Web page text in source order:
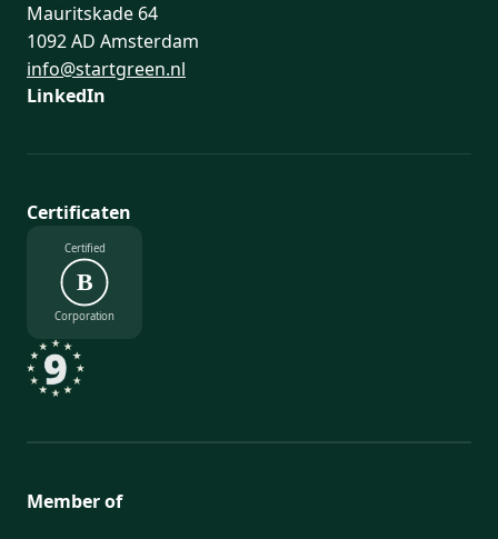
Mauritskade 64
1092 AD Amsterdam
info@startgreen.nl
LinkedIn
Certificaten
Certified
B
Corporation
Member of